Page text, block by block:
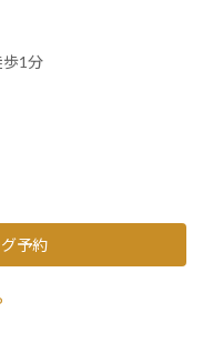
歩1分
予約